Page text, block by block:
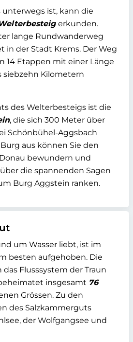
unterwegs ist, kann die
erkunden.
lange Rundwanderweg
in der Stadt Krems. Der Weg
14 Etappen mit einer Länge
siebzehn Kilometern
des Welterbesteigs ist die
, die sich 300 Meter über
Schönbühel-Aggsbach
aus können Sie den
bewundern und
die spannenden Sagen
Burg Aggstein ranken.
um Wasser liebt, ist im
besten aufgehoben. Die
Flusssystem der Traun
insgesamt 76
Grössen. Zu den
des Salzkammerguts
der Wolfgangsee und